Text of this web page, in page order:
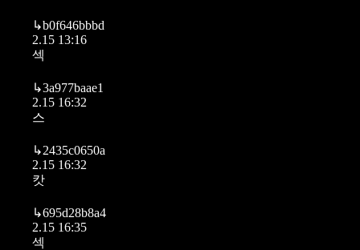
↳b0f646bbbd
2.15 13:16
섹
↳3a977baae1
2.15 16:32
스
↳2435c0650a
2.15 16:32
캇
↳695d28b8a4
2.15 16:35
섹